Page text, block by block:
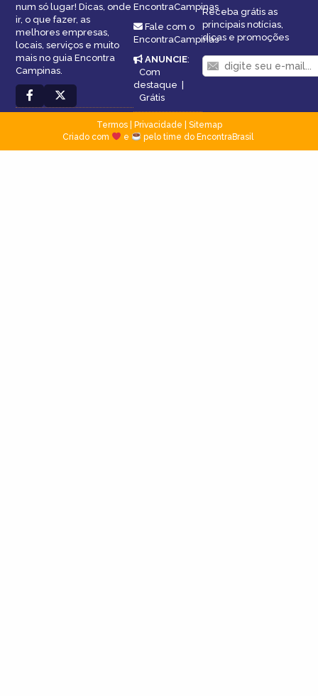
num só lugar! Dicas, onde
ir, o que fazer, as
melhores empresas,
locais, serviços e muito
mais no guia Encontra
Campinas.
EncontraCampinas
Fale com o
EncontraCampinas
ANUNCIE:
Com
destaque |
Grátis
Receba grátis as
principais notícias,
dicas e promoções
Termos| Privacidade
Sitemap
Criado com
e pelo time do EncontraBrasil